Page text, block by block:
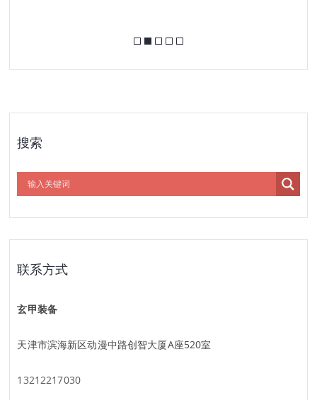
搜索
联系方式
玄甲装备
天津市滨海新区动漫中路创智大厦A座520室
13212217030